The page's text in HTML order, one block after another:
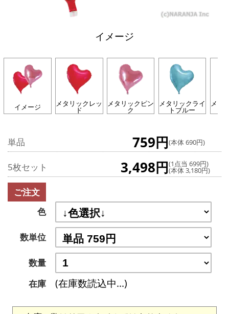
イメージ
イメージ メタリックレッ
ド
メタリックピン
ク
メタリックライ
トブルー
メタ
単品 759円(本体 690円)
5枚セット 3,498円(1点当 699円)
(本体 3,180円)
ご注文
色
数単位
数量
在庫
(在庫数読込中...)